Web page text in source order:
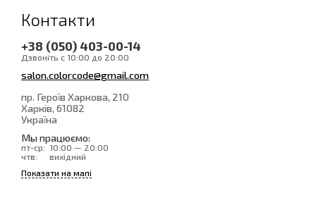
Контакти
+38 (050) 403-00-14
Дзвоніть с 10:00 до 20:00
salon.colorcode@gmail.com
пр. Героїв Харкова, 210
Харків, 61082
Україна
Мы працюємо:
пт-ср: 10:00 — 20:00
чтв:
вихідний
Показати на мапі